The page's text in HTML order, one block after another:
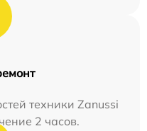
техники Zanussi
2 часов.